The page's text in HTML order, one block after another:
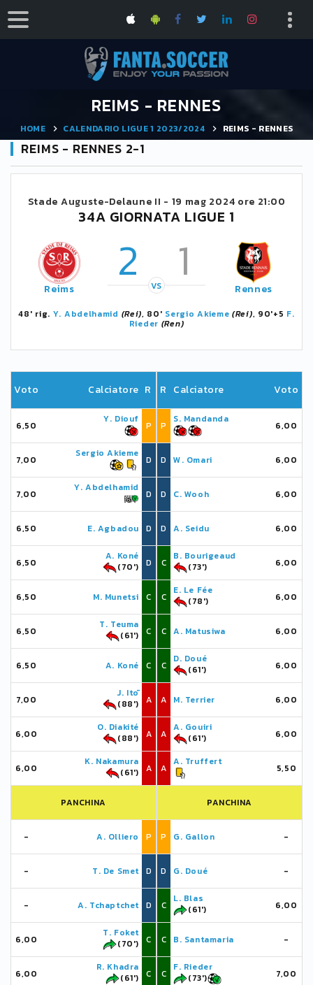
REIMS - RENNES
HOME CALENDARIO LIGUE 1 2023/2024 REIMS - RENNES
REIMS - RENNES 2-1
Stade Auguste-Delaune II - 19 mag 2024 ore 21:00
34A GIORNATA LIGUE 1
Reims 2 1
VS Rennes
48' rig. Y. Abdelhamid (Rei), 80' Sergio Akieme (Rei), 90'+5 F.
Rieder (Ren)
Voto Calciatore R
6,50
Y. Diouf
P
7,00
Sergio Akieme
D
7,00
Y. Abdelhamid
D
6,50 E. Agbadou D
6,50
A. Koné
(70')
D
6,50 M. Munetsi C
6,50
T. Teuma
(61')
C
6,50 A. Koné C
7,00
J. Itō
(88')
A
6,00
O. Diakité
(88')
A
6,00
K. Nakamura
(61')
A
PANCHINA
- A. Olliero P
- T. De Smet D
- A. Tchaptchet D
6,00
T. Foket
(70')
C
6,00
R. Khadra
(61')
C
R Calciatore Voto
P
S. Mandanda
6,00
D W. Omari 6,00
D C. Wooh 6,00
D A. Seidu 6,00
C
B. Bourigeaud
(73')
6,00
C
E. Le Fée
(78')
6,00
C A. Matusiwa 6,00
C
D. Doué
(61')
6,00
A M. Terrier 6,00
A
A. Gouiri
(61')
6,00
A
A. Truffert
5,50
PANCHINA
P G. Gallon -
D G. Doué -
C
L. Blas
(61')
6,00
C B. Santamaria -
C
F. Rieder
(73')
7,00